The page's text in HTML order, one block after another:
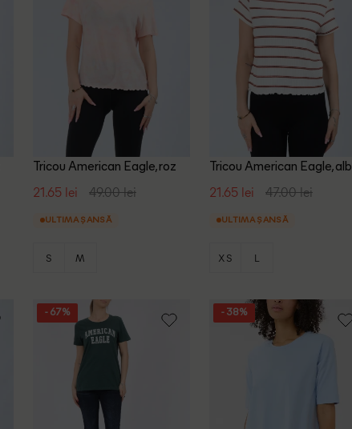
Tricou American Eagle, roz
21.65 lei 49.00 lei
ULTIMA ȘANSĂ
S M
Tricou American Eagle, alb
21.65 lei 47.00 lei
ULTIMA ȘANSĂ
XS L
- 67% - 38%